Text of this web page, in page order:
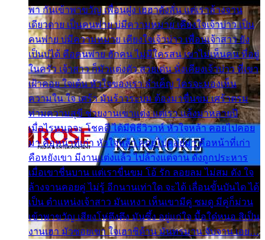
พา กันเข้าพาขวัญ เพื่อนฝูง เฮฮาดังลั่น แต่เราล้างจาน
เดียวดาย เป็นคนพ่าย บ่มีความหมาย เคียงใจเจ้าบ่าว เป็น
คนพ่าย บ่มีความหมาย เคียงใจเจ้าบ่าว เพื่อนเจ้าสาว ยัง
เป็นบ่ได้ คือคนพ่าย ฮักคน ไม่มีใครสน เขาไม่เห็นคน ที่อยู่
ในครัว เจ้าสาว ก็มัวแต่งตัว สวยเด่น นั่งเคียงเจ้าบ่าว ที่เขา
เฝ้าคอย ใจเต้น หัวใจของเรา ลำเค็ญ ใครจะมองเห็น
ความใน ใจ เศร้า มันร้าวระบม ต้องมาขื่นขม เศร้าตรม
ท่ามความสุขี ช่วยงานเขาแต่ง แต่เรา แล้งมาหลายปี
เมื่อไรหนอจะ โชคดี ได้มีพิธีวิวาห์ หัวใจหล้า คอยไปคอย
มา คือหน้าที่เก่า หัวใจหล้า คอยไปคอยมา คือหน้าที่เก่า
คือหยังเขา มีงานแต่งแล้ว ไปล้างแต่จาน ดั่งถูกประหาร
เมื่อเขาชื่นบาน แต่เราขื่นขม โอ้ รัก ลอยลม ไม่สม ดัง ใจ
ล้างจานคอยคู่ ไม่รู้ อีกนานเท่าใด จะได้ เลื่อนขั้นบันได ได้
เป็น ตำแหน่งเจ้าสาว มันเหงา เห็นเขามีคู่ ซมดู มีคู่ก็ม่วน
เข้าพาขวัญ เสียงโห่ตึงตึง มันซึ้ง อยู่แก่ใจ มื้อใด๋หนอ สิเป็น
งานเฮา มัวซอยเขา ใจเฮาซิด้าน มันทรมาน จับจาน เอย…